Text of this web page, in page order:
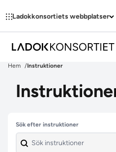
Ladokkonsortiets webbplatser
Hem
Instruktioner
Hoppa över filter
Sök efter instruktioner